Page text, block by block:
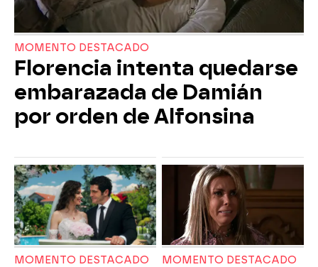
MOMENTO DESTACADO
Florencia intenta quedarse
embarazada de Damián
por orden de Alfonsina
MOMENTO DESTACADO MOMENTO DESTACADO